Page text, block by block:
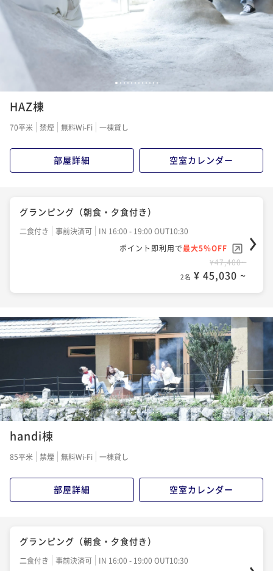
1 2 34 5 67 8 9 10 11 12
HAZ棟
70平米 禁煙 無料Wi-Fi 一棟貸し
部屋詳細 空室カレンダー
グランピング（朝食・夕食付き）
二食付き 事前決済可
IN 16:00 - 19:00 OUT10:30
ポイント即利用で最大5％OFF
¥47,400~
2名 ¥ 45,030 ~
123456789101112
handi棟
85平米 禁煙 無料Wi-Fi 一棟貸し
部屋詳細 空室カレンダー
グランピング（朝食・夕食付き）
二食付き 事前決済可 IN 16:00 - 19:00 OUT10:30